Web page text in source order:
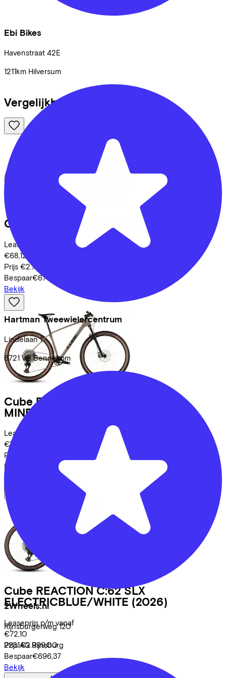
Ebi Bikes
Havenstraat 42E
1211km Hilversum
Hartman Tweewielercentrum
Lindelaan 1
6721 VB Bennekom
2Wheels.nl
Rijnsburgerweg 120
2231AG Rijnsburg
Vergelijkbare fietsen
Cube STEREO ONE77 PRO 29
Leaseprijs p/m vanaf
€68,12
Prijs €2.799,00
Bespaar€679,97
Bekijk
Cube REACTION C:62 SLX
MINERALGRIT/BLACK
Leaseprijs p/m vanaf
€72,10
Prijs
Bespaar
€696,37
Bekijk
Cube REACTION C:62 SLX
ELECTRICBLUE/WHITE (2026)
Leaseprijs p/m vanaf
€72,10
Prijs €2.999,00
Bespaar€696,37
Bekijk